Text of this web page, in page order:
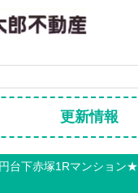
更新情報
台下赤塚1Rマンション★